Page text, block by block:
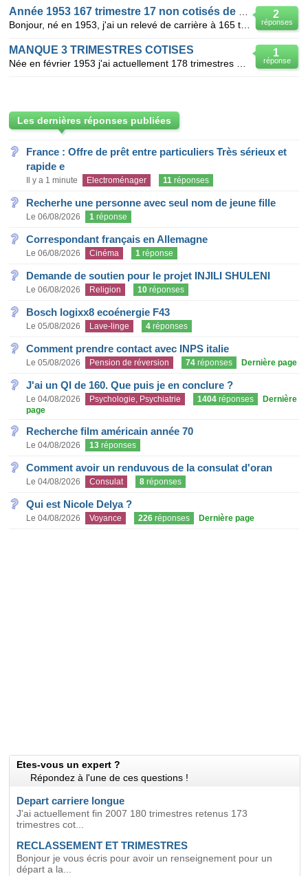
2
réponses
1
réponse
MANQUE 3 TRIMESTRES COTISES
Les dernières réponses publiées
France : Offre de prêt entre particuliers Très sérieux et
rapide e
Il y a 1 minute Electroménager 11 réponses
Recherhe une personne avec seul nom de jeune fille
Le 06/08/2026 1 réponse
Correspondant français en Allemagne
Le 06/08/2026 Cinéma 1 réponse
Demande de soutien pour le projet INJILI SHULENI
Le 06/08/2026 Religion 10 réponses
Bosch logixx8 ecoénergie F43
Le 05/08/2026 Lave-linge 4 réponses
Comment prendre contact avec INPS italie
Le 05/08/2026 Pension de réversion 74 réponses Dernière page
J'ai un QI de 160. Que puis je en conclure ?
Le 04/08/2026 Psychologie, Psychiatrie 1404 réponses
Dernière
page
Recherche film américain année 70
Le 04/08/2026 13 réponses
Comment avoir un renduvous de la consulat d'oran
Le 04/08/2026 Consulat 8 réponses
Qui est Nicole Delya ?
Le 04/08/2026 Voyance 226 réponses Dernière page
Etes-vous un expert ?
Répondez à l'une de ces questions !
Depart carriere longue
J'ai actuellement fin 2007 180 trimestres retenus 173
trimestres cot...
RECLASSEMENT ET TRIMESTRES
Bonjour je vous écris pour avoir un renseignement pour un
départ a la...